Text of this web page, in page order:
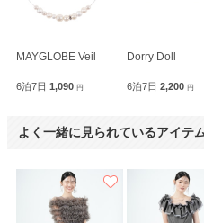
MAYGLOBE Veil
6泊7日 1,090 円
Dorry Doll
6泊7日2,200円
よく一緒に見られているアイテ